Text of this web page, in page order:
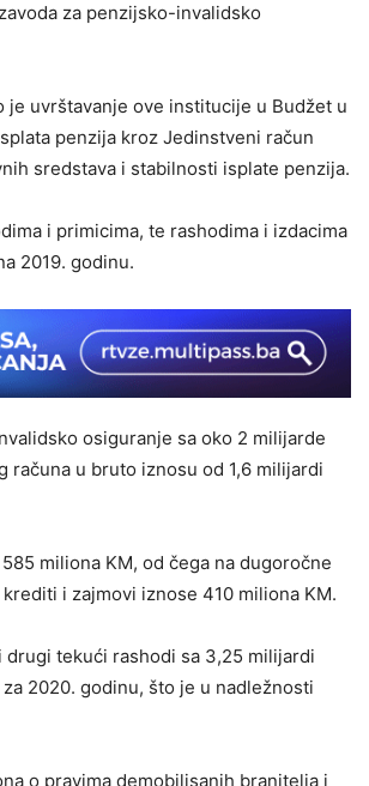
za penzijsko-invalidsko
je uvrštavanje ove institucije u Budžet u
penzija kroz Jedinstveni račun
sredstava i stabilnosti isplate penzija.
i primicima, te rashodima i izdacima
2019. godinu.
osiguranje sa oko 2 milijarde
u bruto iznosu od 1,6 milijardi
miliona KM, od čega na dugoročne
i zajmovi iznose 410 miliona KM.
tekući rashodi sa 3,25 milijardi
2020. godinu, što je u nadležnosti
o pravima demobilisanih branitelja i